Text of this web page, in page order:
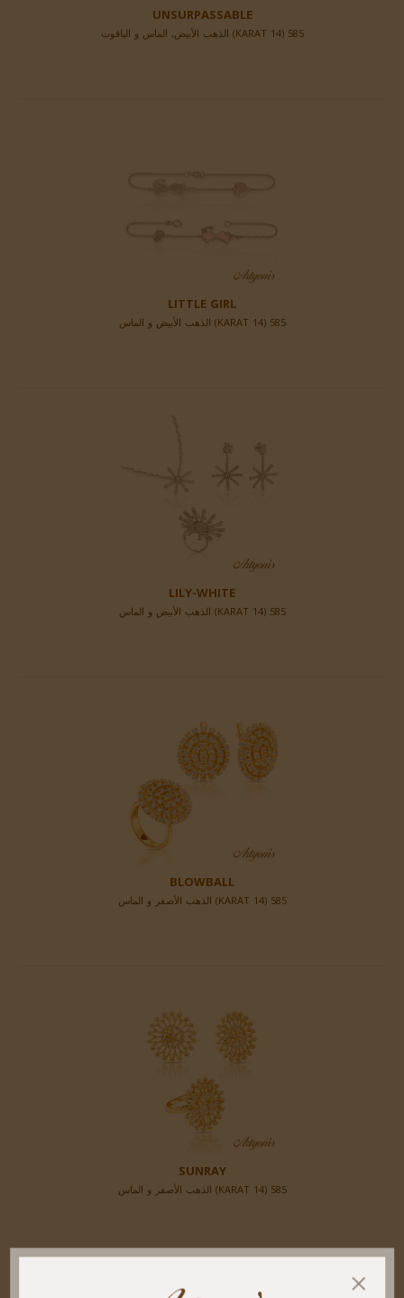
UNSURPASSABLE
585 (14 KARAT) الذهب الأبيض, الماس و الياقوت
LITTLE GIRL
585 (14 KARAT) الذهب الأبيض و الماس
LILY-WHITE
585 (14 KARAT) الذهب الأبيض و الماس
BLOWBALL
585 (14 KARAT) الذهب الأصفر و الماس
SUNRAY
585 (14 KARAT) الذهب الأصفر و الماس